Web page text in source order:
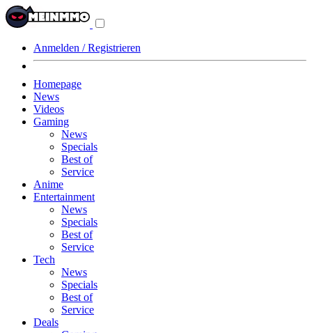
Anmelden / Registrieren
Homepage
News
Videos
Gaming
News
Specials
Best of
Service
Anime
Entertainment
News
Specials
Best of
Service
Tech
News
Specials
Best of
Service
Deals